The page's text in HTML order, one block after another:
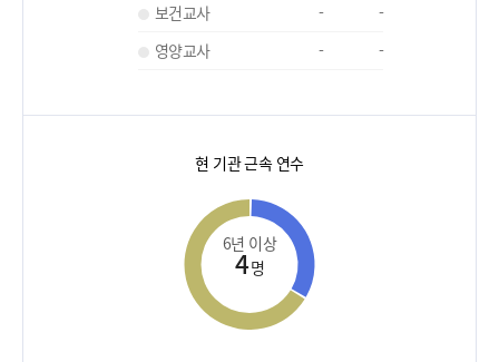
보건교사
-
-
영양교사
- -
현 기관 근속 연수
6년 이상
4명